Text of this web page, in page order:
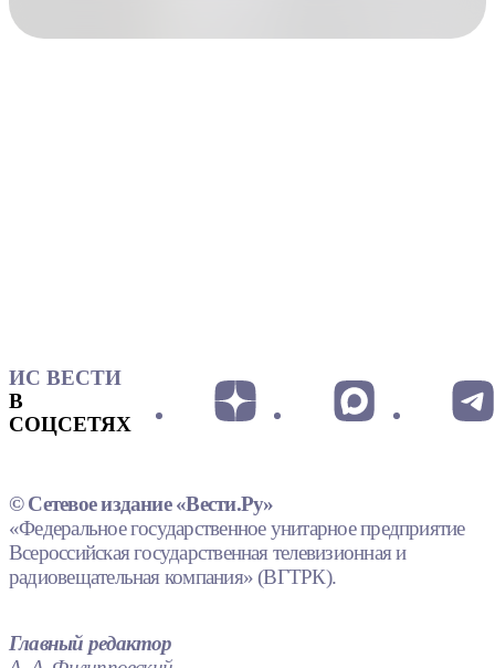
ИС ВЕСТИ
В
СОЦСЕТЯХ
© Сетевое издание «Вести.Ру»
«Федеральное государственное унитарное предприятие
Всероссийская государственная телевизионная и
радиовещательная компания» (ВГТРК).
Главный редактор